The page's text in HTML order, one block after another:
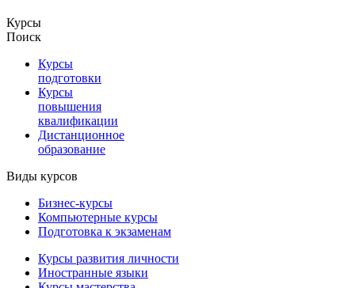
Курсы
Поиск
Курсы
подготовки
Курсы
повышения
квалификации
Дистанционное
образование
Виды курсов
Бизнес-курсы
Компьютерные курсы
Подготовка к экзаменам
Курсы развития личности
Иностранные языки